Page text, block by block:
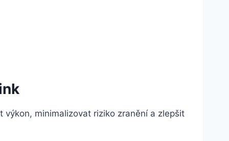
minimalizovat riziko zranění a zlepšit